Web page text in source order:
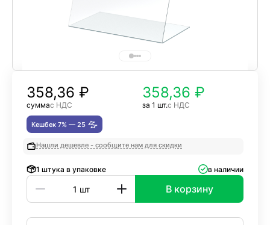
358,36 ₽
суммас НДС
358,36 ₽
за 1 шт.с НДС
Кешбек 7% — 25
Нашли дешевле - сообщите нам для скидки
1 штука в упаковке в наличии
В корзину